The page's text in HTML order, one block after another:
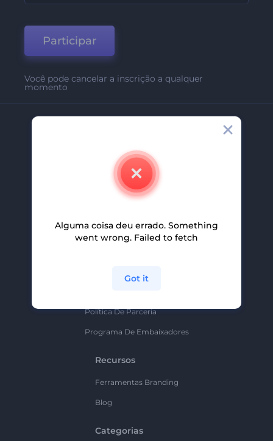
Participar
Você pode cancelar a inscrição a qualquer
momento
Contate-Nos
Carreiras
Programa De Afiliados
Política De Parceria
Programa De Embaixadores
Recursos
Ferramentas Branding
Blog
Categorias
Alguma coisa deu errado. Something
went wrong. Failed to fetch
Got it